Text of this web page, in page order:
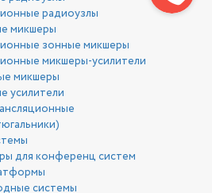
радиоузлы
микшеры
зонные микшеры
микшеры-усилители
микшеры
усилители
для конференц систем
системы